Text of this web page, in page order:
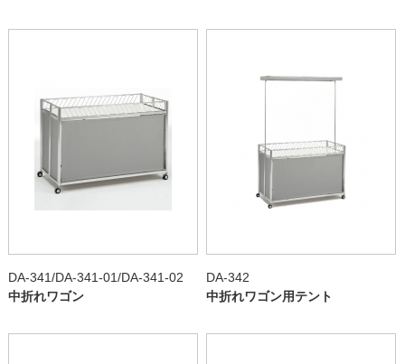
DA-341/DA-341-01/DA-341-02
中折れワゴン
DA-342
中折れワゴン用テント